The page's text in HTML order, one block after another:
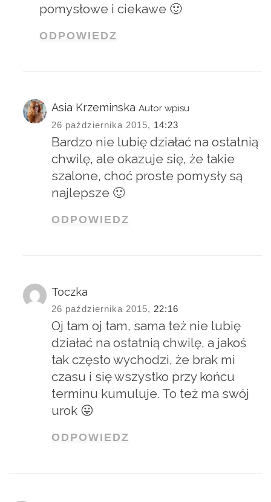
pomysłowe i ciekawe 🙂
ODPOWIEDZ
Asia Krzeminska Autor wpisu
26 października 2015, 14:23
Bardzo nie lubię działać na ostatnią
chwilę, ale okazuje się, że takie
szalone, choć proste pomysły są
najlepsze 🙂
ODPOWIEDZ
Toczka
26 października 2015, 22:16
Oj tam oj tam, sama też nie lubię
działać na ostatnią chwilę, a jakoś
tak często wychodzi, że brak mi
czasu i się wszystko przy końcu
terminu kumuluje. To też ma swój
urok 😛
ODPOWIEDZ